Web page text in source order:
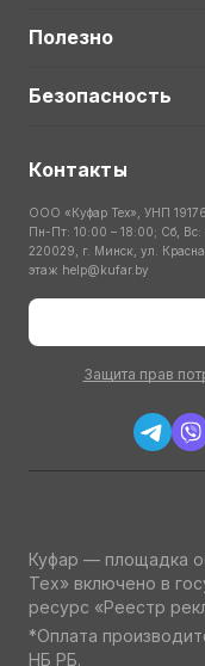
Полезно
Безопасность
Контакты
ООО «Куфар Тех», УНП
Пн-Пт: 10:00 – 18:00; Сб, Вс:
220029, г. Минск, ул.
этаж help@kufar.by
Защита прав
Куфар — площадка
Тех» включено в
ресурс «Реестр
*Оплата
НБ РБ.